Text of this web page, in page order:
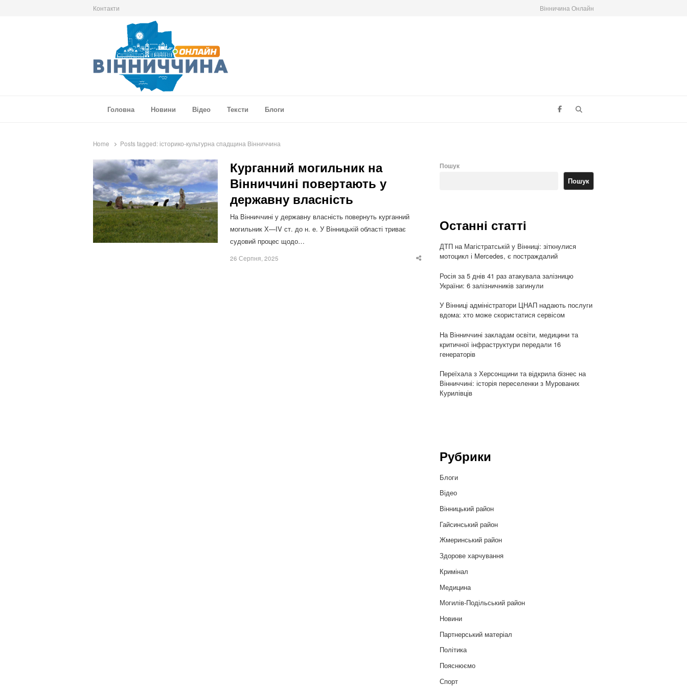
Контакти Вінничина Онлайн
Головна
Новини Відео Тексти Блоги
Home Posts tagged: історико-культурна спадщина Вінниччина
Курганний могильник на
Вінниччині повертають у
державну власність
На Вінниччині у державну власність повернуть курганний
могильник Х—IV ст. до н. е. У Вінницькій області триває
судовий процес щодо…
26 Серпня, 2025
Share
Пошук
Пошук
Останні статті
ДТП на Магістратській у Вінниці: зіткнулися
мотоцикл і Mercedes, є постраждалий
Росія за 5 днів 41 раз атакувала залізницю
України: 6 залізничників загинули
У Вінниці адміністратори ЦНАП надають послуги
вдома: хто може скористатися сервісом
На Вінниччині закладам освіти, медицини та
критичної інфраструктури передали 16
генераторів
Переїхала з Херсонщини та відкрила бізнес на
Вінниччині: історія переселенки з Мурованих
Курилівців
Рубрики
Блоги
Відео
Вінницький район
Гайсинський район
Жмеринський район
Здорове харчування
Кримінал
Медицина
Могилів-Подільський район
Новини
Партнерський матеріал
Політика
Пояснюємо
Спорт